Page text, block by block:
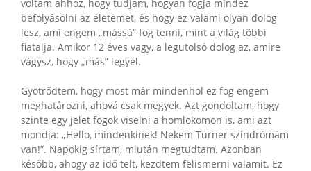
voltam ahhoz, hogy tudjam, hogyan fogja mindez
befolyásolni az életemet, és hogy ez valami olyan dolog
lesz, ami engem „mássá” fog tenni, mint a világ többi
fiatalja. Amikor 12 éves vagy, a legutolsó dolog az, amire
vágysz, hogy „más” legyél.
Gyötrődtem, hogy most már mindenhol ez fog engem
meghatározni, ahová csak megyek. Azt gondoltam, hogy
szinte egy jelet fogok viselni a homlokomon is, ami azt
mondja: „Hello, mindenkinek! Nekem Turner szindrómám
van!”. Napokig sírtam, miután megtudtam. Azonban
később, ahogy az idő telt, kezdtem felismerni valamit. Ez